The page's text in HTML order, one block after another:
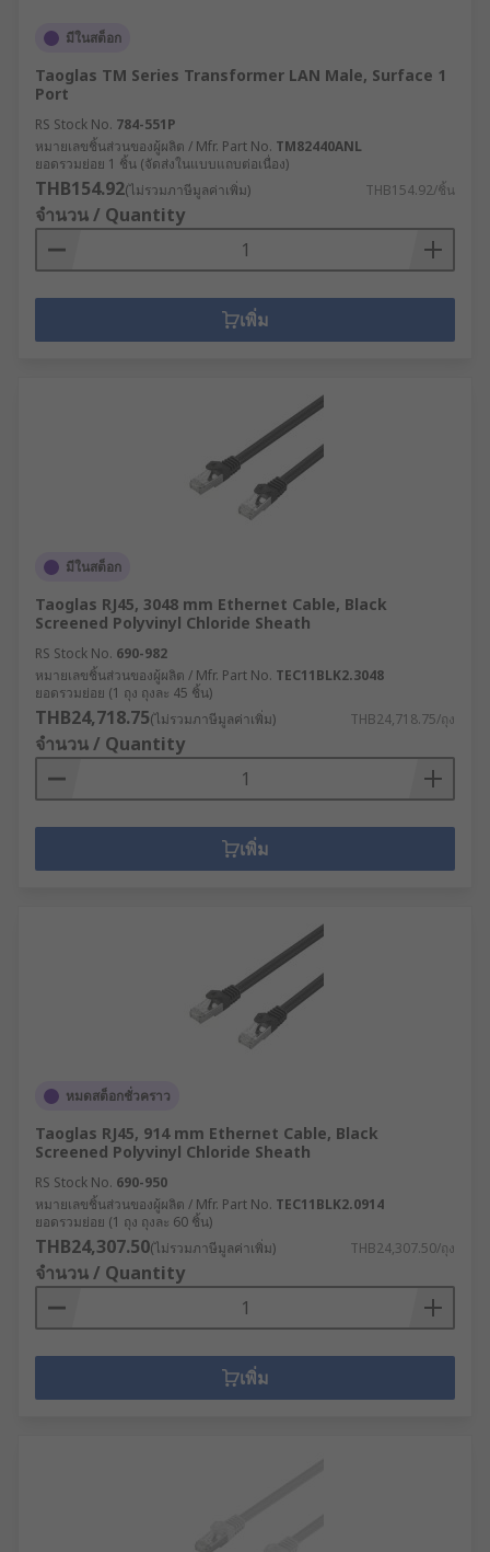
มีในสต็อก
Taoglas TM Series Transformer LAN Male, Surface 1
Port
RS Stock No. 784-551P
หมายเลขชิ้นส่วนของผู้ผลิต / Mfr. Part No. TM82440ANL
ยอดรวมย่อย 1 ชิ้น (จัดส่งในแบบแถบต่อเนื่อง)
THB154.92(ไม่รวมภาษีมูลค่าเพิ่ม) THB154.92/ชิ้น
จำนวน / Quantity
เพิ่ม
มีในสต็อก
Taoglas RJ45, 3048 mm Ethernet Cable, Black
Screened Polyvinyl Chloride Sheath
RS Stock No. 690-982
หมายเลขชิ้นส่วนของผู้ผลิต / Mfr. Part No. TEC11BLK2.3048
ยอดรวมย่อย (1 ถุง ถุงละ 45 ชิ้น)
THB24,718.75(ไม่รวมภาษีมูลค่าเพิ่ม) THB24,718.75/ถุง
จำนวน / Quantity
เพิ่ม
หมดสต็อกชั่วคราว
Taoglas RJ45, 914 mm Ethernet Cable, Black
Screened Polyvinyl Chloride Sheath
RS Stock No. 690-950
หมายเลขชิ้นส่วนของผู้ผลิต / Mfr. Part No. TEC11BLK2.0914
ยอดรวมย่อย (1 ถุง ถุงละ 60 ชิ้น)
THB24,307.50(ไม่รวมภาษีมูลค่าเพิ่ม) THB24,307.50/ถุง
จำนวน / Quantity
เพิ่ม